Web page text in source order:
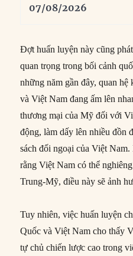
07/08/2026
Đợt huấn luyện này cũng
quan trọng trong bối cảnh
những năm gần đây, quan
và Việt Nam đang ấm lên
thương mại của Mỹ đối với
động, làm dấy lên nhiều đồn
sách đối ngoại của Việt
rằng Việt Nam có thể
Trung-Mỹ, điều này sẽ ảnh
Tuy nhiên, việc huấn luyện
Quốc và Việt Nam cho thấy
tự chủ chiến lược cao trong